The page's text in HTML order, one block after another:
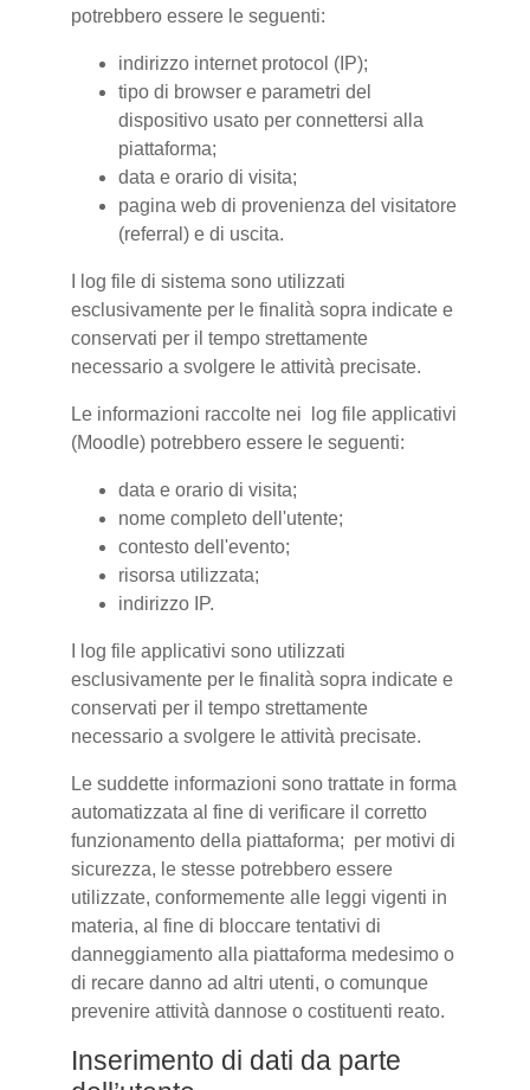
potrebbero essere le seguenti:
indirizzo internet protocol (IP);
tipo di browser e parametri del
dispositivo usato per connettersi alla
piattaforma;
data e orario di visita;
pagina web di provenienza del visitatore
(referral) e di uscita.
I log file di sistema sono utilizzati
esclusivamente per le finalità sopra indicate e
conservati per il tempo strettamente
necessario a svolgere le attività precisate.
Le informazioni raccolte nei log file applicativi
(Moodle) potrebbero essere le seguenti:
data e orario di visita;
nome completo dell'utente;
contesto dell'evento;
risorsa utilizzata;
indirizzo IP.
I log file applicativi sono utilizzati
esclusivamente per le finalità sopra indicate e
conservati per il tempo strettamente
necessario a svolgere le attività precisate.
Le suddette informazioni sono trattate in forma
automatizzata al fine di verificare il corretto
funzionamento della piattaforma; per motivi di
sicurezza, le stesse potrebbero essere
utilizzate, conformemente alle leggi vigenti in
materia, al fine di bloccare tentativi di
danneggiamento alla piattaforma medesimo o
di recare danno ad altri utenti, o comunque
prevenire attività dannose o costituenti reato.
Inserimento di dati da parte